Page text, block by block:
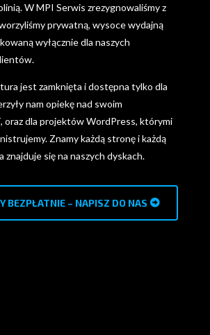
W MPI Serwis zrezygnowaliśmy z
prywatną, wysoce wydajną
wyłącznie dla naszych
jest zamknięta i dostępna tylko dla
nam opiekę nad swoim
oraz dla projektów WordPress, którymi
Znamy każdą stronę i każdą
znajduje się na naszych dyskach.
BEZPŁATNIE – NAPISZ DO NAS